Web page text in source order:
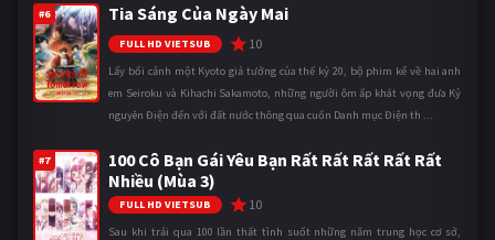
#6 Tia Sáng Của Ngày Mai
FULL HD VIETSUB 10
Lấy bối cảnh một Kyoto giả tưởng của thế kỷ 20, bộ phim kể về hai anh
em Seiroku và Kihachi Sakamoto, những người ôm ấp khát vọng đưa Kỷ
nguyên Điện đến với đất nước thông qua cuốn Danh mục Điện th ...
#7
100 Cô Bạn Gái Yêu Bạn Rất Rất Rất Rất Rất
Nhiều (Mùa 3)
FULL HD VIETSUB 10
Sau khi trải qua 100 lần thất tình suốt những năm trung học cơ sở,